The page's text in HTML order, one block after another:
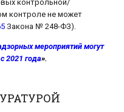
контрольной/
контроле не может
Закона № 248-ФЗ).
мероприятий могут
2021 года».